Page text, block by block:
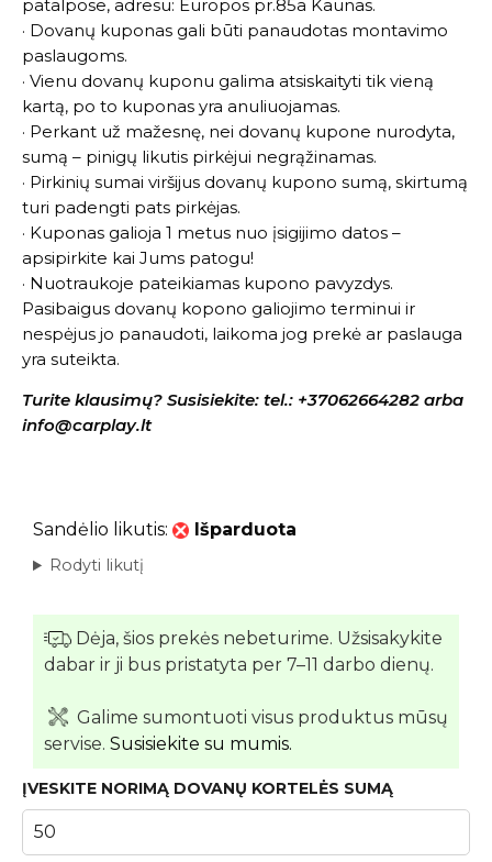
patalpose, adresu: Europos pr.85a Kaunas.
· Dovanų kuponas gali būti panaudotas montavimo
paslaugoms.
· Vienu dovanų kuponu galima atsiskaityti tik vieną
kartą, po to kuponas yra anuliuojamas.
· Perkant už mažesnę, nei dovanų kupone nurodyta,
sumą – pinigų likutis pirkėjui negrąžinamas.
· Pirkinių sumai viršijus dovanų kupono sumą, skirtumą
turi padengti pats pirkėjas.
· Kuponas galioja 1 metus nuo įsigijimo datos –
apsipirkite kai Jums patogu!
· Nuotraukoje pateikiamas kupono pavyzdys.
Pasibaigus dovanų kopono galiojimo terminui ir
nespėjus jo panaudoti, laikoma jog prekė ar paslauga
yra suteikta.
Turite klausimų? Susisiekite: tel.: +37062664282 arba
info@carplay.lt
Sandėlio likutis: Išparduota
Rodyti likutį
Dėja, šios prekės nebeturime. Užsisakykite
dabar ir ji bus pristatyta per 7–11 darbo dienų.
Galime sumontuoti visus produktus mūsų
servise. Susisiekite su mumis.
ĮVESKITE NORIMĄ DOVANŲ KORTELĖS SUMĄ